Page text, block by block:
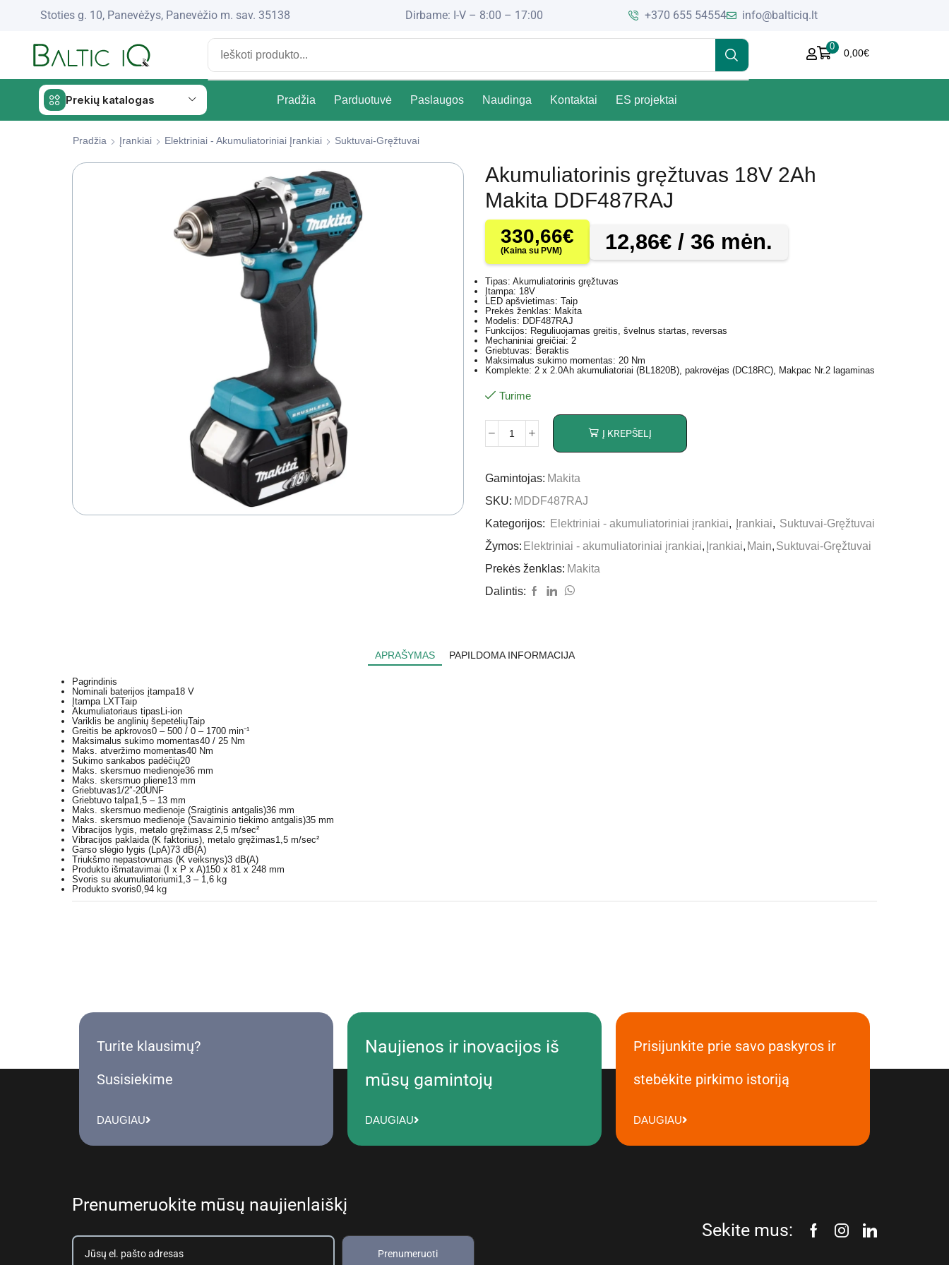
Stoties g. 10, Panevėžys, Panevėžio m. sav. 35138 Dirbame: I-V – 8:00 – 17:00 +370 655 54554 info@balticiq.lt
0
0,00€
Prekių katalogas Pradžia Parduotuvė Paslaugos Naudinga Kontaktai ES projektai
Pradžia Įrankiai Elektriniai - Akumuliatoriniai Įrankiai Suktuvai-Gręžtuvai
Akumuliatorinis gręžtuvas 18V 2Ah
Makita DDF487RAJ
330,66€
(Kaina su PVM) 12,86€ / 36 mėn.
Tipas: Akumuliatorinis gręžtuvas
Įtampa: 18V
LED apšvietimas: Taip
Prekės ženklas: Makita
Modelis: DDF487RAJ
Funkcijos: Reguliuojamas greitis, švelnus startas, reversas
Mechaniniai greičiai: 2
Griebtuvas: Beraktis
Maksimalus sukimo momentas: 20 Nm
Komplekte: 2 x 2.0Ah akumuliatoriai (BL1820B), pakrovėjas (DC18RC), Makpac Nr.2 lagaminas
Turime
Į KREPŠELĮ
Gamintojas: Makita
SKU: MDDF487RAJ
Kategorijos:
Elektriniai - akumuliatoriniai įrankiai, Įrankiai, Suktuvai-Gręžtuvai
Žymos: Elektriniai - akumuliatoriniai įrankiai, Įrankiai, Main, Suktuvai-Gręžtuvai
Prekės ženklas: Makita
Dalintis:
APRAŠYMAS PAPILDOMA INFORMACIJA
Pagrindinis
Nominali baterijos įtampa18 V
Įtampa LXTTaip
Akumuliatoriaus tipasLi-ion
Variklis be anglinių šepetėliųTaip
Greitis be apkrovos0 – 500 / 0 – 1700 min⁻¹
Maksimalus sukimo momentas40 / 25 Nm
Maks. atveržimo momentas40 Nm
Sukimo sankabos padėčių20
Maks. skersmuo medienoje36 mm
Maks. skersmuo pliene13 mm
Griebtuvas1/2″-20UNF
Griebtuvo talpa1,5 – 13 mm
Maks. skersmuo medienoje (Sraigtinis antgalis)36 mm
Maks. skersmuo medienoje (Savaiminio tiekimo antgalis)35 mm
Vibracijos lygis, metalo gręžimas≤ 2,5 m/sec²
Vibracijos paklaida (K faktorius), metalo gręžimas1,5 m/sec²
Garso slėgio lygis (LpA)73 dB(A)
Triukšmo nepastovumas (K veiksnys)3 dB(A)
Produkto išmatavimai (I x P x A)150 x 81 x 248 mm
Svoris su akumuliatoriumi1,3 – 1,6 kg
Produkto svoris0,94 kg
Turite klausimų?
Susisiekime
DAUGIAU
Naujienos ir inovacijos iš
mūsų gamintojų
DAUGIAU
Prisijunkite prie savo paskyros ir
stebėkite pirkimo istoriją
DAUGIAU
Prenumeruokite mūsų naujienlaiškį
Prenumeruoti
Sekite mus: